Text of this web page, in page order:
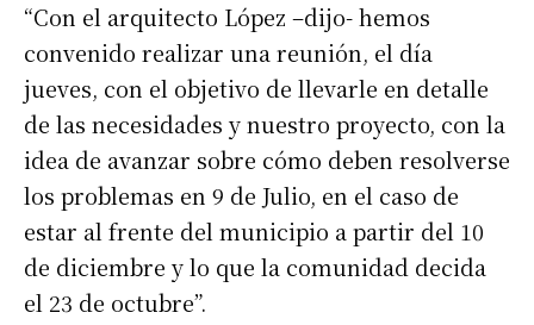
“Con el arquitecto López –dijo- hemos
convenido realizar una reunión, el día
jueves, con el objetivo de llevarle en detalle
de las necesidades y nuestro proyecto, con la
idea de avanzar sobre cómo deben resolverse
los problemas en 9 de Julio, en el caso de
estar al frente del municipio a partir del 10
de diciembre y lo que la comunidad decida
el 23 de octubre”.